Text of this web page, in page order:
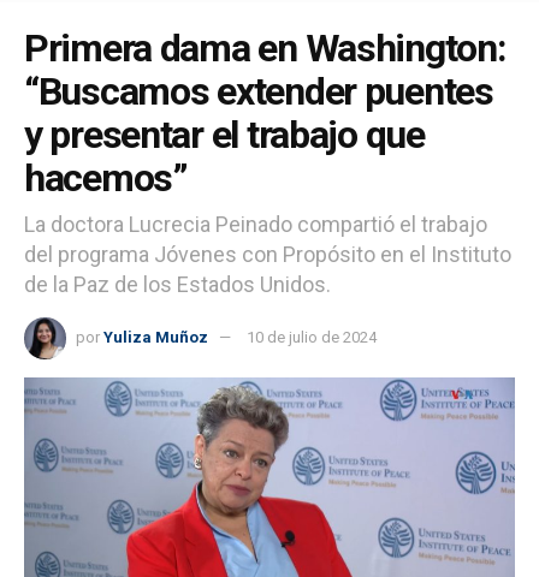
Primera dama en Washington:
“Buscamos extender puentes
y presentar el trabajo que
hacemos”
La doctora Lucrecia Peinado compartió el trabajo
del programa Jóvenes con Propósito en el Instituto
de la Paz de los Estados Unidos.
por Yuliza Muñoz 10 de julio de 2024